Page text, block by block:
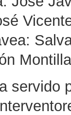
servido